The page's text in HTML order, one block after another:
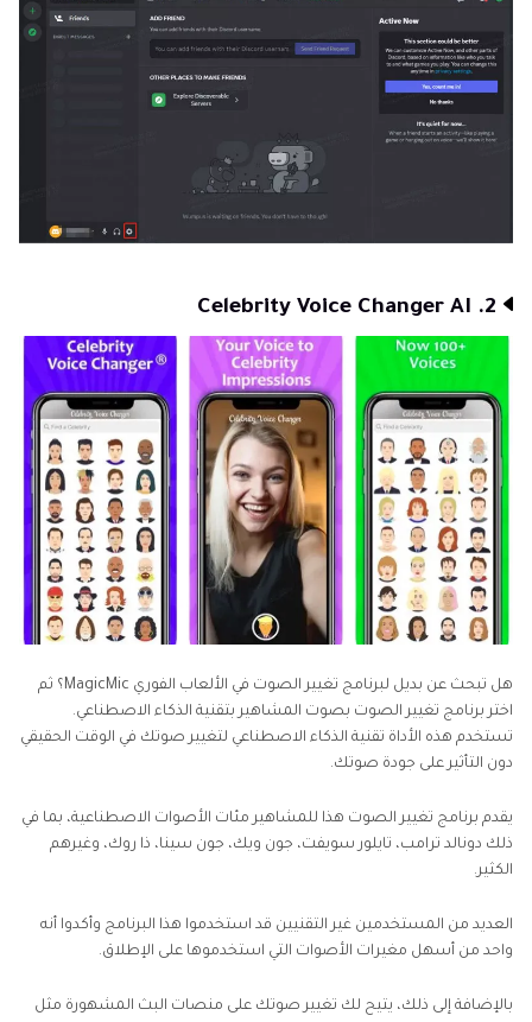
2. Celebrity Voice Changer AI
هل تبحث عن بديل لبرنامج تغيير الصوت في الألعاب الفوري MagicMic؟ ثم
اختر برنامج تغيير الصوت بصوت المشاهير بتقنية الذكاء الاصطناعي.
تستخدم هذه الأداة تقنية الذكاء الاصطناعي لتغيير صوتك في الوقت الحقيقي
دون التأثير على جودة صوتك.
يقدم برنامج تغيير الصوت هذا للمشاهير مئات الأصوات الاصطناعية، بما في
ذلك دونالد ترامب، تايلور سويفت، جون ويك، جون سينا، ذا روك، وغيرهم
الكثير.
العديد من المستخدمين غير التقنيين قد استخدموا هذا البرنامج وأكدوا أنه
واحد من أسهل مغيرات الأصوات التي استخدموها على الإطلاق.
بالإضافة إلى ذلك، يتيح لك تغيير صوتك على منصات البث المشهورة مثل